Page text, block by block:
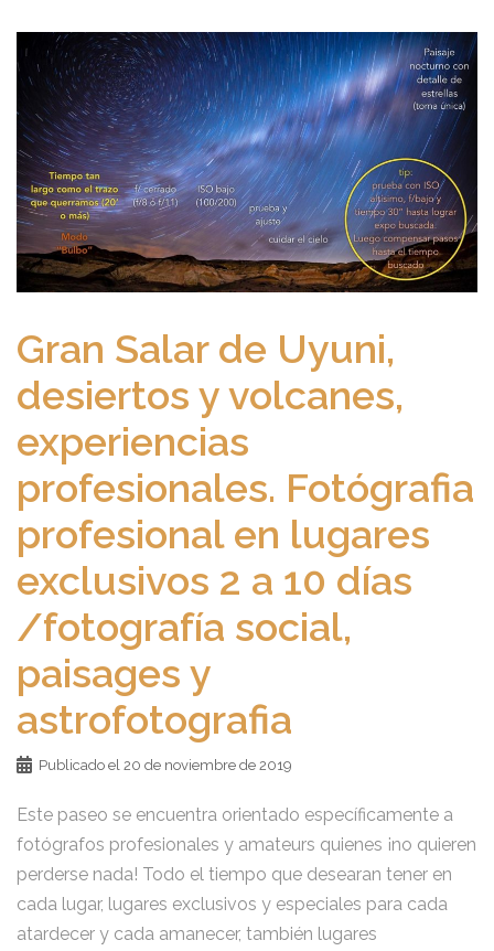
Gran Salar de Uyuni,
desiertos y volcanes,
experiencias
profesionales. Fotógrafia
profesional en lugares
exclusivos 2 a 10 días
/fotografía social,
paisages y
astrofotografia
Publicado el 20 de noviembre de 2019
Este paseo se encuentra orientado específicamente a
fotógrafos profesionales y amateurs quienes ¡no quieren
perderse nada! Todo el tiempo que desearan tener en
cada lugar, lugares exclusivos y especiales para cada
atardecer y cada amanecer, también lugares